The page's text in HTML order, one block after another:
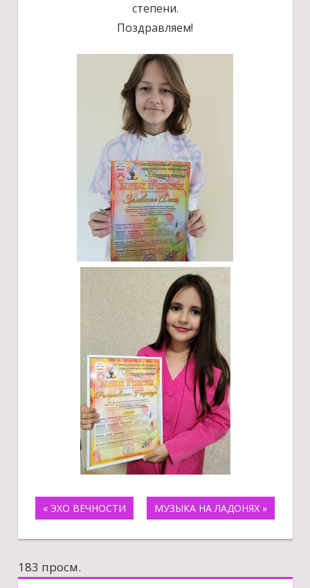
степени.
Поздравляем!
Навигация
по
записям
« ЭХО ВЕЧНОСТИ МУЗЫКА НА ЛАДОНЯХ »
183 просм.